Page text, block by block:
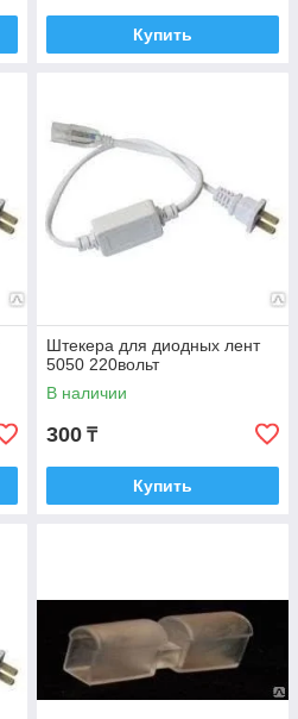
Купить
Штекера для диодных лент
5050 220вольт
В наличии
300 ₸
Купить